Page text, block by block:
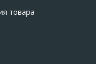
товара